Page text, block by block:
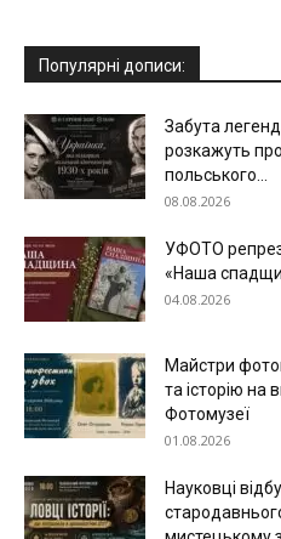
Популярні дописи:
Забута
розкажуть
польського...
08.08.2026
УФОТО
«Наша
04.08.2026
Майстри
та історію на
Фотомузеї
01.08.2026
Науковці